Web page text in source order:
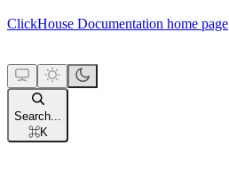
ClickHouse Documentation home page
Search...
⌘K